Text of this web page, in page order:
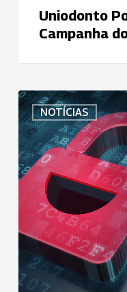
Uniodonto
Campanha
NOTÍCIAS
Uniodonto
Porto
Alegre
desenvolve
campanha
conscientização
sobre
LGPD